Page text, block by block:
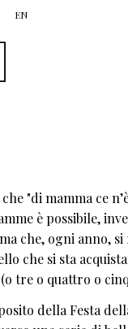
EN
"di mamma ce
è possibile,
che, ogni anno,
che si sta
tre o quattro o
della Festa